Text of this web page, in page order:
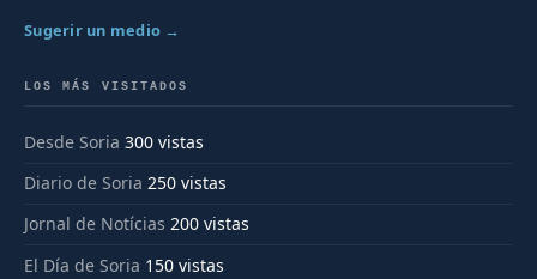
Sugerir un medio →
LOS MÁS VISITADOS
Desde Soria 300 vistas
Diario de Soria 250 vistas
Jornal de Notícias 200 vistas
El Día de Soria 150 vistas